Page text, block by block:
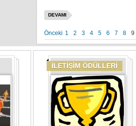
DEVAMI
Önceki 1 2 3 4 5 6 7 8 9
İLETİŞİM ÖDÜLLERİ